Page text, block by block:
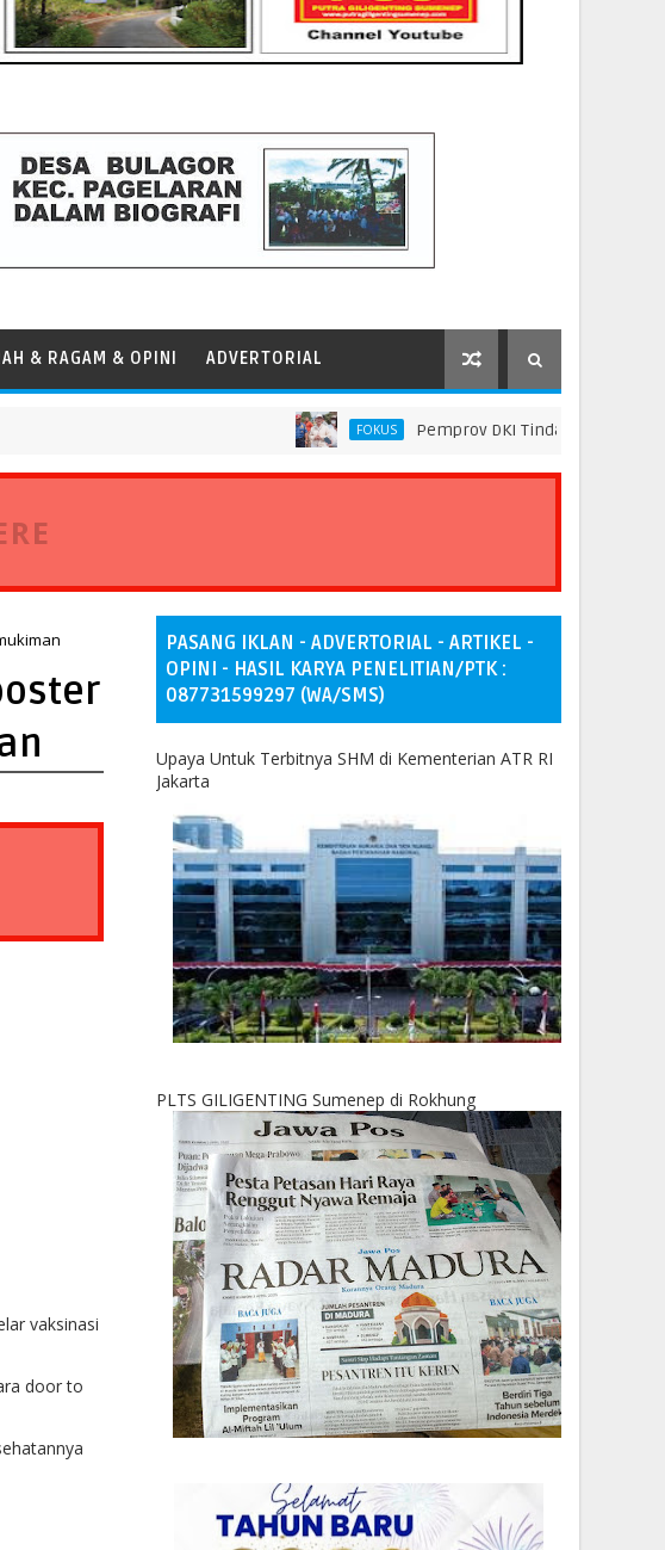
& RAGAM & OPINI ADVERTORIAL
FOKUS Pemprov DKI Tindak Seluruh Rantai
vaksinasi
door to
PASANG IKLAN - ADVERTORIAL - ARTIKEL -
OPINI - HASIL KARYA PENELITIAN/PTK :
087731599297 (WA/SMS)
Upaya Untuk Terbitnya SHM di Kementerian ATR RI
Jakarta
PLTS GILIGENTING Sumenep di Rokhung